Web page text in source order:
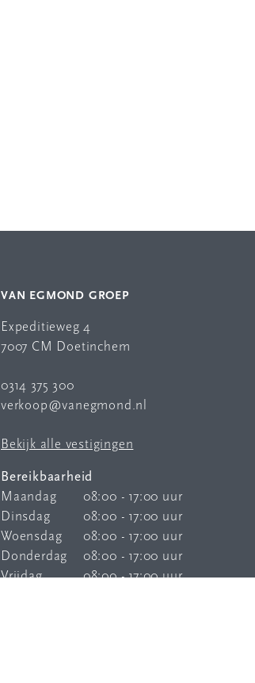
VAN EGMOND GROEP
Expeditieweg 4
7007 CM Doetinchem
0314 375 300
verkoop@vanegmond.nl
Bekijk alle vestigingen
Bereikbaarheid
Maandag
08:00 - 17:00 uur
Dinsdag
08:00 - 17:00 uur
Woensdag
08:00 - 17:00 uur
Donderdag
08:00 - 17:00 uur
Vrijdag
08:00 - 17:00 uur